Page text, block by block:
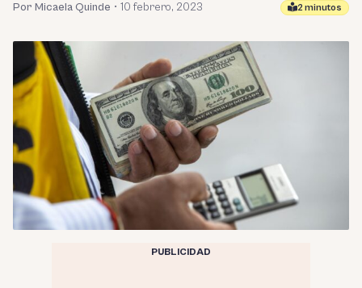
Por Micaela Quinde • 10 febrero, 2023 2 minutos
PUBLICIDAD